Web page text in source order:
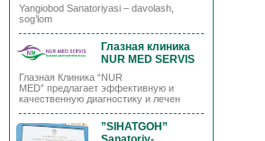
Yangiobod Sanatoriyasi – davolash,
sog’lom
Глазная клиника
NUR MED SERVIS
Глазная Клиника “NUR
MED” предлагает эффективную и
качественную диагностику и лечен
”SIHATGOH”